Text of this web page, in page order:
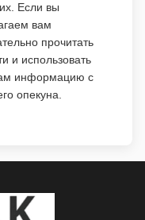
Если вы
вам
прочитать
и использовать
информацию с
опекуна.